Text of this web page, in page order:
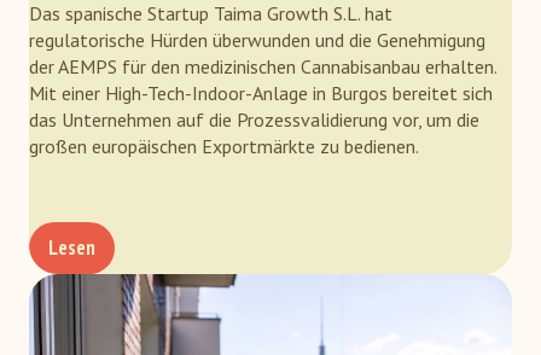
Das spanische Startup Taima Growth S.L. hat
regulatorische Hürden überwunden und die Genehmigung
der AEMPS für den medizinischen Cannabisanbau erhalten.
Mit einer High-Tech-Indoor-Anlage in Burgos bereitet sich
das Unternehmen auf die Prozessvalidierung vor, um die
großen europäischen Exportmärkte zu bedienen.
Lesen